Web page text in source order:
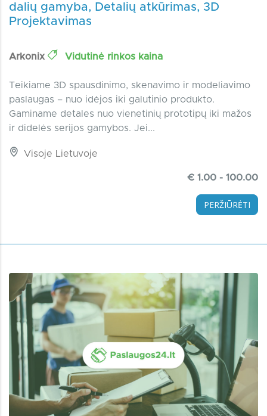
dalių gamyba, Detalių atkūrimas, 3D
Projektavimas
Arkonix Vidutinė rinkos kaina
Teikiame 3D spausdinimo, skenavimo ir modeliavimo
paslaugas – nuo idėjos iki galutinio produkto.
Gaminame detales nuo vienetinių prototipų iki mažos
ir didelės serijos gamybos. Jei...
Visoje Lietuvoje
€ 1.00 - 100.00
PERŽIŪRĖTI